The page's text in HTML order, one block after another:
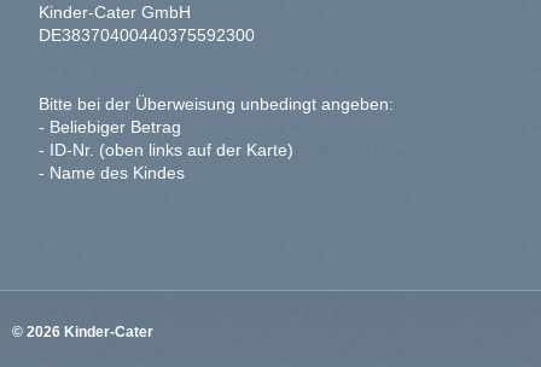
Kinder-Cater GmbH
DE38370400440375592300
Bitte bei der Überweisung unbedingt angeben:
- Beliebiger Betrag
- ID-Nr. (oben links auf der Karte)
- Name des Kindes
© 2026 Kinder-Cater